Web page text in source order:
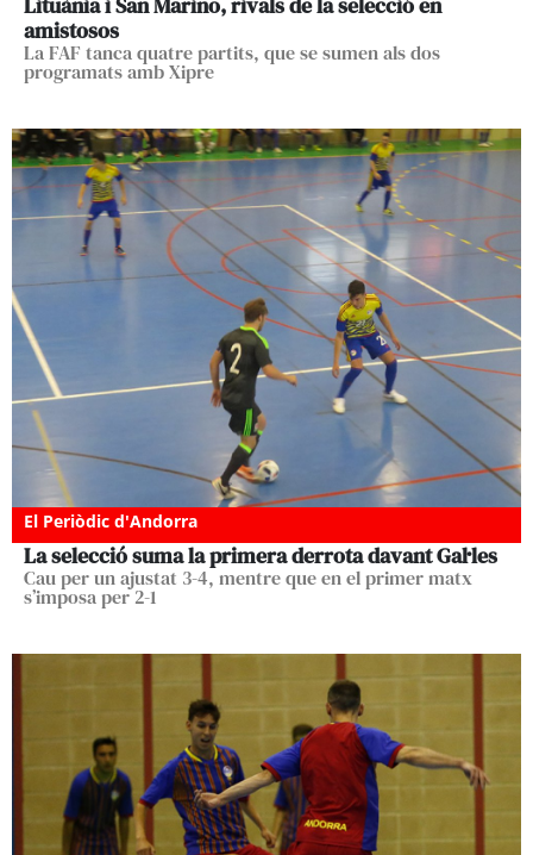
amistosos
La FAF tanca quatre partits, que se sumen als dos
programats amb Xipre
El Periòdic d'Andorra
La selecció suma la primera derrota davant Gal·les
Cau per un ajustat 3-4, mentre que en el primer matx
s’imposa per 2-1